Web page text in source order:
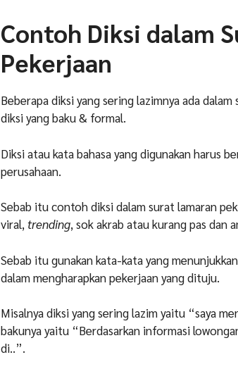
Contoh Diksi dalam
Pekerjaan
Beberapa diksi yang sering lazimnya ada
diksi yang baku & formal.
Diksi atau kata bahasa yang digunakan harus
perusahaan.
Sebab itu contoh diksi dalam surat lamaran
viral, trending, sok akrab atau kurang pas dan
Sebab itu gunakan kata-kata yang
dalam mengharapkan pekerjaan yang dituju.
Misalnya diksi yang sering lazim yaitu “saya
bakunya yaitu “Berdasarkan informasi
di..”.